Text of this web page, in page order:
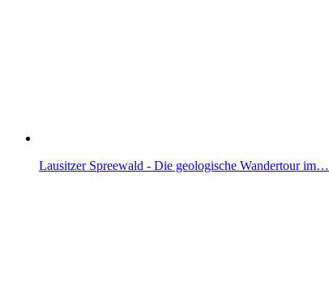
Lausitzer Spreewald - Die geologische Wandertour im…